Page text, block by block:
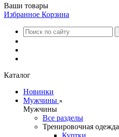
Ваши товары
Избранное Корзина
Каталог
Новинки
Мужчины
Мужчины
Все разделы
Тренировочная одежда
Куртки